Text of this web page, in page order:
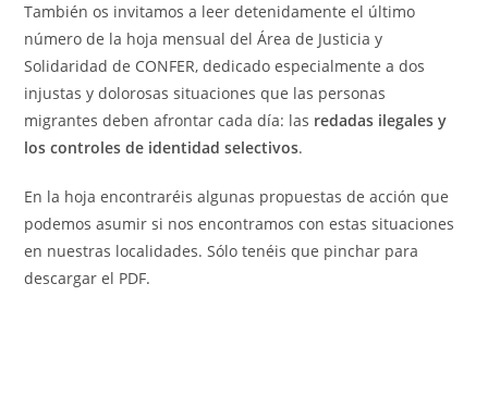
También os invitamos a leer detenidamente el último
número de la hoja mensual del Área de Justicia y
Solidaridad de CONFER, dedicado especialmente a dos
injustas y dolorosas situaciones que las personas
migrantes deben afrontar cada día: las redadas ilegales y
los controles de identidad selectivos.
En la hoja encontraréis algunas propuestas de acción que
podemos asumir si nos encontramos con estas situaciones
en nuestras localidades. Sólo tenéis que pinchar para
descargar el PDF.